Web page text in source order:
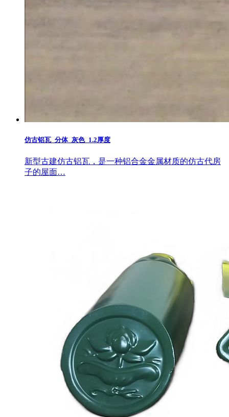
仿古铝瓦_分体_灰色_1.2厚度
新型古建仿古铝瓦，是一种铝合金金属材质的仿古代房
子的屋面…